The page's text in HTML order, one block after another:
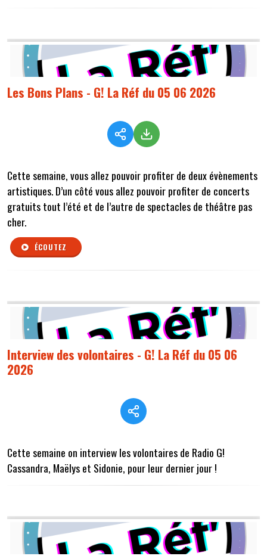
Les Bons Plans - G! La Réf du 05 06 2026
Cette semaine,vous allez pouvoir profiter de deux évènements
artistiques. D’un côté vous allez pouvoir profiter de concerts
gratuits tout l’été et de l’autre de spectacles de théâtre pas
cher.
ÉCOUTEZ
Interview des volontaires - G! La Réf du 05 06
2026
Cette semaine on interview les volontaires de Radio G!
Cassandra, Maëlys et Sidonie, pour leur dernier jour !